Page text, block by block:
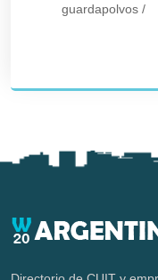
guardapolvos /